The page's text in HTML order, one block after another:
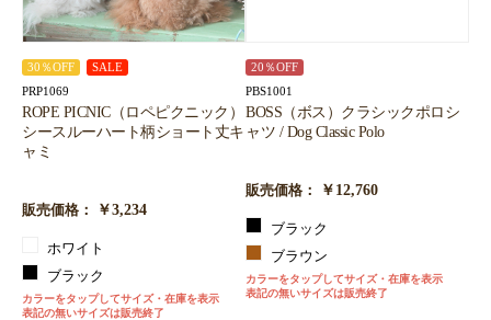
30％OFF SALE
PRP1069
ROPE PICNIC（ロペピクニック）
シースルーハート柄ショート丈キ
ャミ
販売価格： ￥3,234
ホワイト
ブラック
カラーをタップしてサイズ・在庫を表示
表記の無いサイズは販売終了
20％OFF
PBS1001
BOSS（ボス）クラシックポロシ
ャツ / Dog Classic Polo
販売価格： ￥12,760
ブラック
ブラウン
カラーをタップしてサイズ・在庫を表示
表記の無いサイズは販売終了